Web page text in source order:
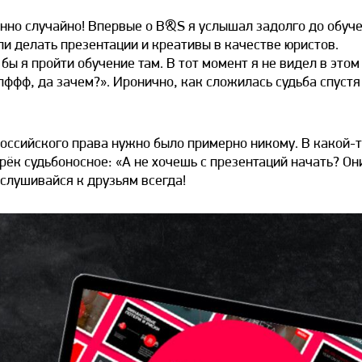
случайно! Впервые о B&S я услышал задолго до
делать презентации и креативы в качестве юристов.
я пройти обучение там. В тот момент я не видел в этом
да зачем?». Иронично, как сложилась судьба
права нужно было примерно никому. В какой-
судьбоносное: «А не хочешь с презентаций начать?
к друзьям всегда!